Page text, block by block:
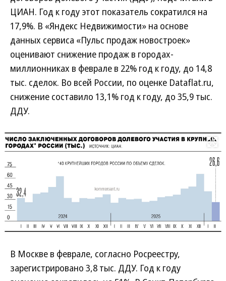
ЦИАН. Год к году этот показатель сократился на
17,9%. В «Яндекс Недвижимости» на основе
данных сервиса «Пульс продаж новостроек»
оценивают снижение продаж в городах-
миллионниках в феврале в 22% год к году, до 14,8
тыс. сделок. Во всей России, по оценке Dataflat.ru,
снижение составило 13,1% год к году, до 35,9 тыс.
ДДУ.
В Москве в феврале, согласно Росреестру,
зарегистрировано 3,8 тыс. ДДУ. Год к году